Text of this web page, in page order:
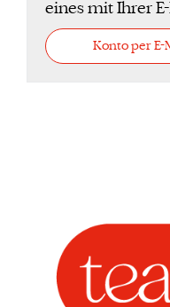
eines mit Ihrer
Konto per E-